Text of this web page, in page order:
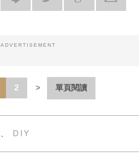
ADVERTISEMENT
2 單頁閱讀
DIY